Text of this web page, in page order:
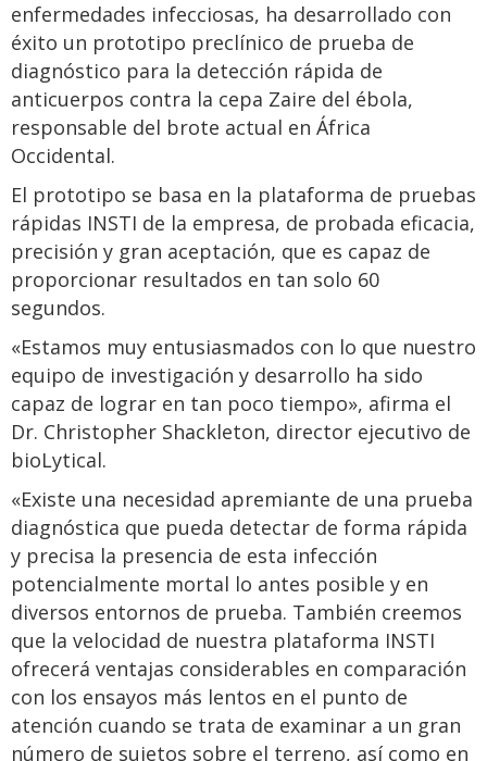
enfermedades infecciosas, ha desarrollado con
éxito un prototipo preclínico de prueba de
diagnóstico para la detección rápida de
anticuerpos contra la cepa Zaire del ébola,
responsable del brote actual en África
Occidental.
El prototipo se basa en la plataforma de pruebas
rápidas INSTI de la empresa, de probada eficacia,
precisión y gran aceptación, que es capaz de
proporcionar resultados en tan solo 60
segundos.
«Estamos muy entusiasmados con lo que nuestro
equipo de investigación y desarrollo ha sido
capaz de lograr en tan poco tiempo», afirma el
Dr. Christopher Shackleton, director ejecutivo de
bioLytical.
«Existe una necesidad apremiante de una prueba
diagnóstica que pueda detectar de forma rápida
y precisa la presencia de esta infección
potencialmente mortal lo antes posible y en
diversos entornos de prueba. También creemos
que la velocidad de nuestra plataforma INSTI
ofrecerá ventajas considerables en comparación
con los ensayos más lentos en el punto de
atención cuando se trata de examinar a un gran
número de sujetos sobre el terreno, así como en